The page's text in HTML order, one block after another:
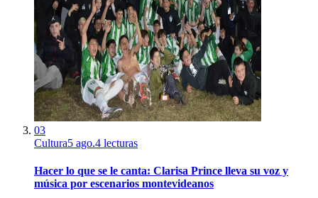
03
Cultura5 ago.4 lecturas
Hacer lo que se le canta: Clarisa Prince lleva su voz y
música por escenarios montevideanos